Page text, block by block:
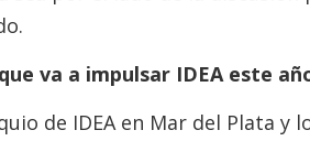
va a impulsar IDEA este
de IDEA en Mar del Plata